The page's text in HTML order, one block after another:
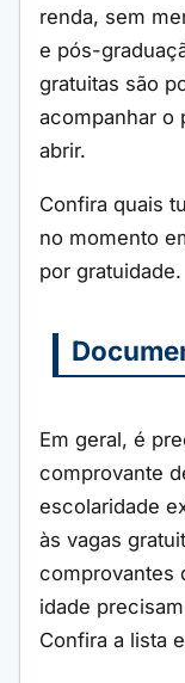
renda, sem
e pós-
gratuitas são
acompanhar o
abrir.
Confira quais
no momento
por gratuidade.
Em geral, é
comprovante
escolaridade
às vagas
comprovantes
idade
Confira a lista